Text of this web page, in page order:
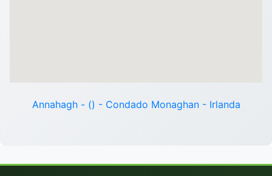
Annahagh - () - Condado Monaghan - Irlanda